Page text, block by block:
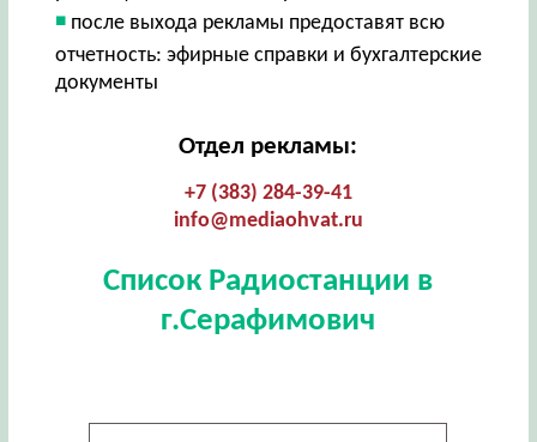
после выхода рекламы предоставят всю
отчетность: эфирные справки и бухгалтерские
документы
Отдел рекламы:
+7 (383) 284-39-41
info@mediaohvat.ru
Список Радиостанции в
г.Серафимович